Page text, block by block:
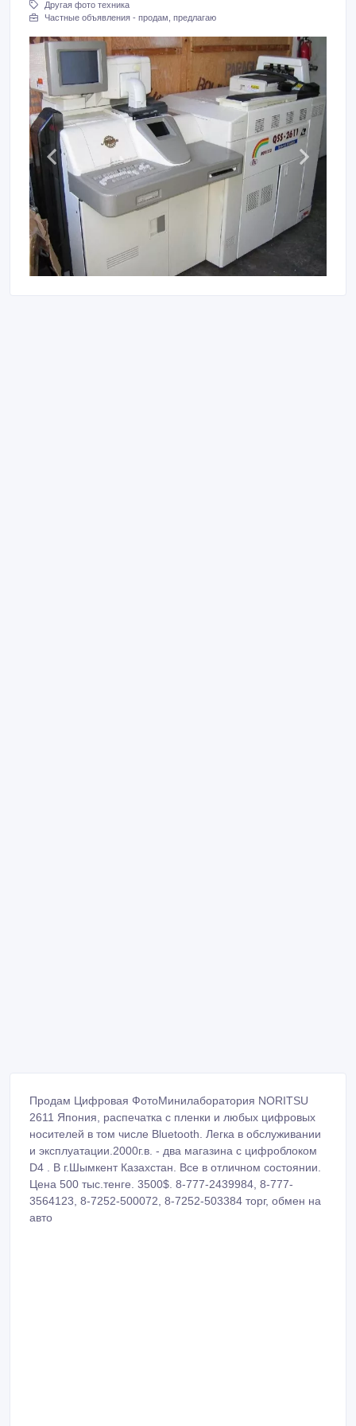
Другая фото техника
Частные объявления - продам, предлагаю
Продам Цифровая ФотоМинилаборатория NORITSU
2611 Япония, распечатка с пленки и любых цифровых
носителей в том числе Bluetooth. Легка в обслуживании
и эксплуатации.2000г.в. - двa магазинa c цифроблоком
D4 . В г.Шымкент Казахстан. Все в отличном состоянии.
Цена 500 тыс.тенге. 3500$. 8-777-2439984, 8-777-
3564123, 8-7252-500072, 8-7252-503384 торг, обмен на
авто